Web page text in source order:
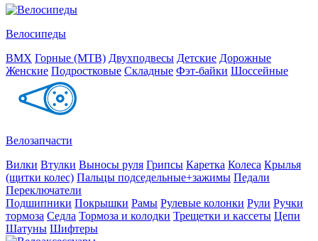
Велосипеды
BMX Горные (MTB) Двухподвесы Детские Дорожные
Женские Подростковые Складные Фэт-байки Шоссейные
Велозапчасти
Вилки Втулки Выносы руля Грипсы Каретка Колеса Крылья
(щитки колес) Пальцы подседельные+зажимы Педали
Переключатели
Подшипники Покрышки Рамы Рулевые колонки Рули Ручки
тормоза Седла Тормоза и колодки Трещетки и кассеты Цепи
Шатуны Шифтеры